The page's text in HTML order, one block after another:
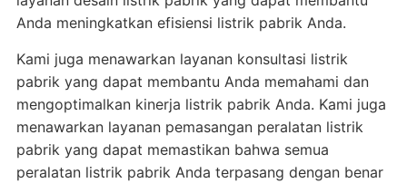
Anda meningkatkan efisiensi listrik pabrik Anda.
Kami juga menawarkan layanan konsultasi listrik
pabrik yang dapat membantu Anda memahami dan
mengoptimalkan kinerja listrik pabrik Anda. Kami juga
menawarkan layanan pemasangan peralatan listrik
pabrik yang dapat memastikan bahwa semua
peralatan listrik pabrik Anda terpasang dengan benar